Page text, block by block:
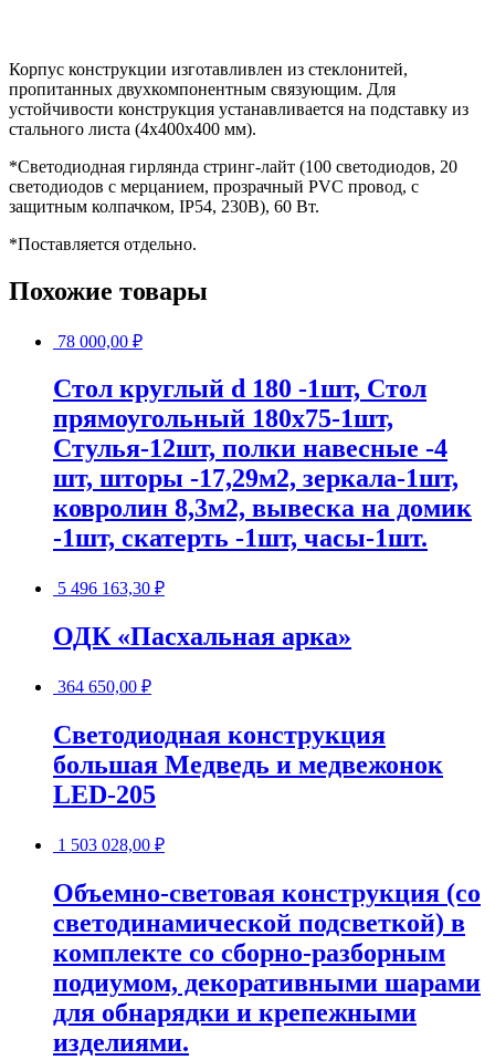
Корпус конструкции изготавливлен из стеклонитей,
пропитанных двухкомпонентным связующим. Для
устойчивости конструкция устанавливается на подставку из
стального листа (4х400х400 мм).
*Светодиодная гирлянда стринг-лайт (100 светодиодов, 20
светодиодов с мерцанием, прозрачный PVC провод, с
защитным колпачком, IP54, 230В), 60 Вт.
*Поставляется отдельно.
Похожие товары
78 000,00 ₽
Стол круглый d 180 -1шт, Стол
прямоугольный 180х75-1шт,
Стулья-12шт, полки навесные -4
шт, шторы -17,29м2, зеркала-1шт,
ковролин 8,3м2, вывеска на домик
-1шт, скатерть -1шт, часы-1шт.
5 496 163,30 ₽
ОДК «Пасхальная арка»
364 650,00 ₽
Светодиодная конструкция
большая Медведь и медвежонок
LED-205
1 503 028,00 ₽
Объемно-световая конструкция (со
светодинамической подсветкой) в
комплекте со сборно-разборным
подиумом, декоративными шарами
для обнарядки и крепежными
изделиями.